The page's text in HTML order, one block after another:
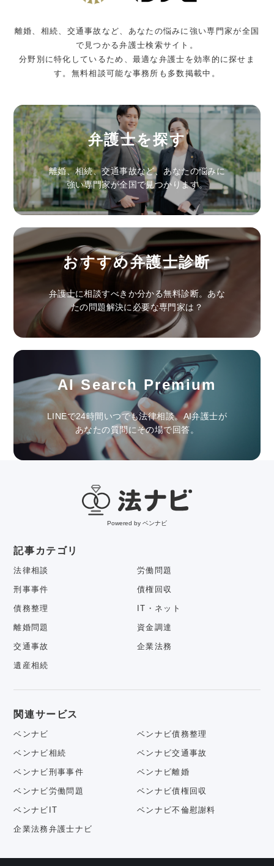
離婚、相続、交通事故など、あなたの悩みに強い専門家が全国
で見つかる弁護士検索サイト。
分野別に特化しているため、最適な弁護士を効率的に探せま
す。無料相談可能な事務所も多数掲載中。
弁護士を探す
離婚、相続、交通事故など、あなたの悩みに
強い専門家が全国で見つかります。
おすすめ弁護士診断
弁護士に相談すべきか分かる無料診断。あな
たの問題解決に必要な専門家は？
AI Search Premium
LINEで24時間いつでも法律相談。AI弁護士が
あなたの質問にその場で回答。
Powered by ベンナビ
記事カテゴリ
法律相談 労働問題
刑事事件 債権回収
債務整理 IT・ネット
離婚問題 資金調達
交通事故 企業法務
遺産相続
関連サービス
ベンナビ ベンナビ債務整理
ベンナビ相続 ベンナビ交通事故
ベンナビ刑事事件 ベンナビ離婚
ベンナビ労働問題 ベンナビ債権回収
ベンナビIT ベンナビ不倫慰謝料
企業法務弁護士ナビ